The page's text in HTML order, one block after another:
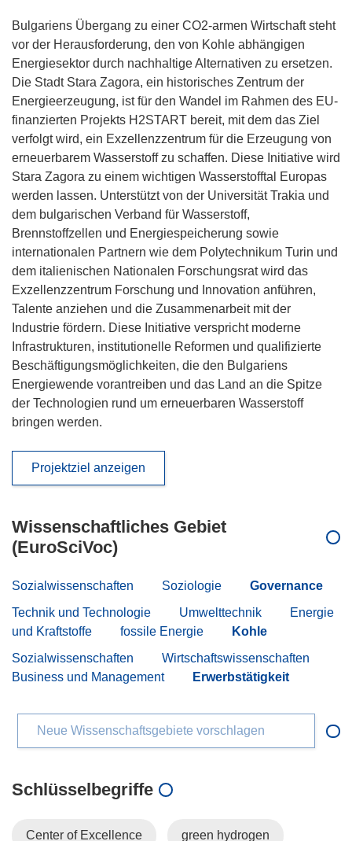
Bulgariens Übergang zu einer CO2-armen Wirtschaft steht
vor der Herausforderung, den von Kohle abhängigen
Energiesektor durch nachhaltige Alternativen zu ersetzen.
Die Stadt Stara Zagora, ein historisches Zentrum der
Energieerzeugung, ist für den Wandel im Rahmen des EU-
finanzierten Projekts H2START bereit, mit dem das Ziel
verfolgt wird, ein Exzellenzzentrum für die Erzeugung von
erneuerbarem Wasserstoff zu schaffen. Diese Initiative wird
Stara Zagora zu einem wichtigen Wasserstofftal Europas
werden lassen. Unterstützt von der Universität Trakia und
dem bulgarischen Verband für Wasserstoff,
Brennstoffzellen und Energiespeicherung sowie
internationalen Partnern wie dem Polytechnikum Turin und
dem italienischen Nationalen Forschungsrat wird das
Exzellenzzentrum Forschung und Innovation anführen,
Talente anziehen und die Zusammenarbeit mit der
Industrie fördern. Diese Initiative verspricht moderne
Infrastrukturen, institutionelle Reformen und qualifizierte
Beschäftigungsmöglichkeiten, die den Bulgariens
Energiewende vorantreiben und das Land an die Spitze
der Technologien rund um erneuerbaren Wasserstoff
bringen werden.
Projektziel anzeigen
Wissenschaftliches Gebiet
(EuroSciVoc)
Sozialwissenschaften Soziologie
Governance
Technik und Technologie
Umwelttechnik
Energie
und Kraftstoffe
fossile Energie
Kohle
Sozialwissenschaften
Wirtschaftswissenschaften
Business und Management
Erwerbstätigkeit
Neue Wissenschaftsgebiete vorschlagen
Schlüsselbegriffe
Center of Excellence green hydrogen